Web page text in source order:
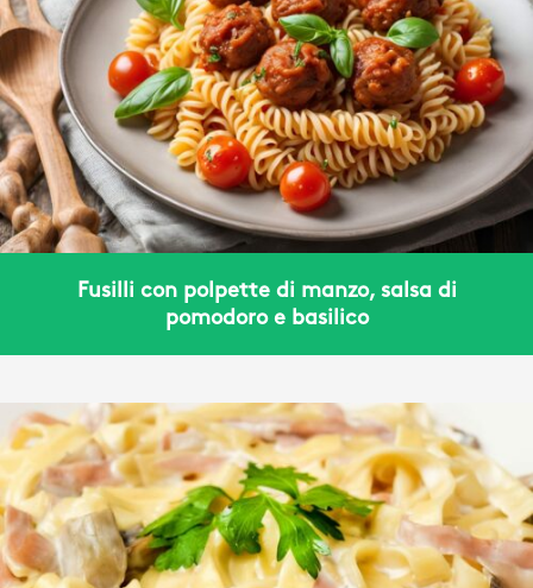
Fusilli con polpette di manzo, salsa di
pomodoro e basilico